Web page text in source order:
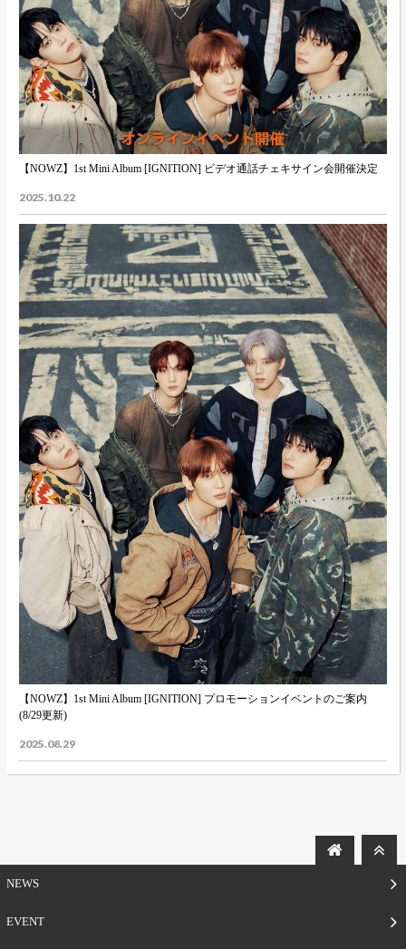
【NOWZ】1st Mini Album [IGNITION] ビデオ通話チェキサイン会開催決定
2025.10.22
【NOWZ】1st Mini Album [IGNITION] プロモーションイベントのご案内
(8/29更新)
2025.08.29
NEWS
EVENT